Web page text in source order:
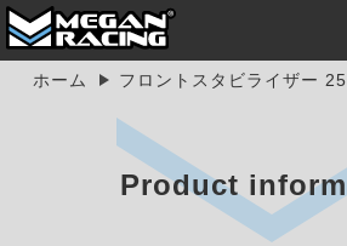
ホーム フロントスタビライザー
Product